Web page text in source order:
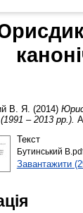
В. Я. (2014)
(1991 – 2013 рр.).
Текст
Бутинський
Завантажити